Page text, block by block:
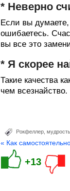
* Неверно
Если вы думаете,
ошибаетесь.
вы все это
* Я скорее
Такие качества
чем всезнайство.
Рокфеллер мудрость
« Как
+13